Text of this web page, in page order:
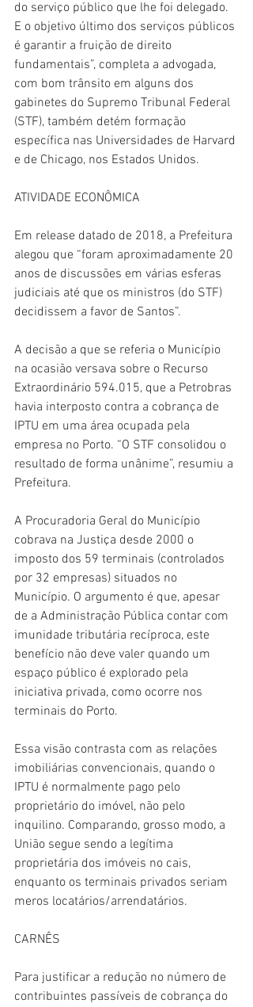
do serviço público que lhe foi delegado.
E o objetivo último dos serviços públicos
é garantir a fruição de direito
fundamentais”, completa a advogada,
com bom trânsito em alguns dos
gabinetes do Supremo Tribunal Federal
(STF), também detém formação
específica nas Universidades de Harvard
e de Chicago, nos Estados Unidos.
ATIVIDADE ECONÔMICA
Em release datado de 2018, a Prefeitura
alegou que “foram aproximadamente 20
anos de discussões em várias esferas
judiciais até que os ministros (do STF)
decidissem a favor de Santos”.
A decisão a que se referia o Município
na ocasião versava sobre o Recurso
Extraordinário 594.015, que a Petrobras
havia interposto contra a cobrança de
IPTU em uma área ocupada pela
empresa no Porto. “O STF consolidou o
resultado de forma unânime”, resumiu a
Prefeitura.
A Procuradoria Geral do Município
cobrava na Justiça desde 2000 o
imposto dos 59 terminais (controlados
por 32 empresas) situados no
Município. O argumento é que, apesar
de a Administração Pública contar com
imunidade tributária recíproca, este
benefício não deve valer quando um
espaço público é explorado pela
iniciativa privada, como ocorre nos
terminais do Porto.
Essa visão contrasta com as relações
imobiliárias convencionais, quando o
IPTU é normalmente pago pelo
proprietário do imóvel, não pelo
inquilino. Comparando, grosso modo, a
União segue sendo a legítima
proprietária dos imóveis no cais,
enquanto os terminais privados seriam
meros locatários/arrendatários.
CARNÊS
Para justificar a redução no número de
contribuintes passíveis de cobrança do